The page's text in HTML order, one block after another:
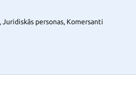
Juridiskās personas, Komersanti